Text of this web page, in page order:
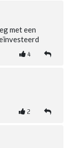
met een
4
2